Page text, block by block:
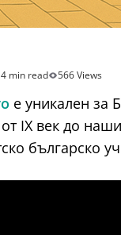
4 min read 566 Views
е уникален за
IX век до
българско